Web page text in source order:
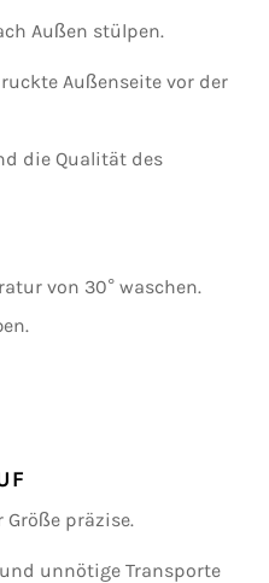
Außen stülpen.
Außenseite vor der
die Qualität des
von 30° waschen.
präzise.
unnötige Transporte